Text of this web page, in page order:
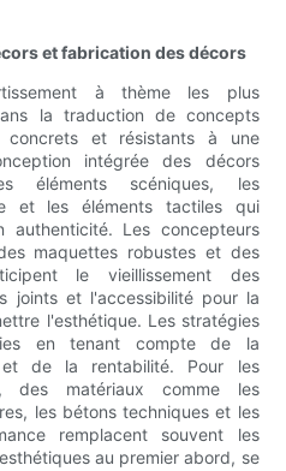
et fabrication des décors
à thème les plus
la traduction de concepts
concrets et résistants à une
intégrée des décors
éléments scéniques, les
et les éléments tactiles qui
Les concepteurs
maquettes robustes et des
le vieillissement des
joints et l'accessibilité pour la
l'esthétique. Les stratégies
en tenant compte de la
de la rentabilité. Pour les
des matériaux comme les
les bétons techniques et les
remplacent souvent les
au premier abord, se